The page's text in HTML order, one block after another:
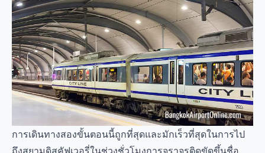
การเดินทางสองขั้นตอนนี้ถูกที่สุดและมักเร็วที่สุดในการไป
ถึงสยามดิสคัฟเวอรี่ในช่วงชั่วโมงการจราจรติดขัดขึ้นชื่อ
ของกรุงเทพฯ
ขั้นตอนที่ 1: Airport Rail Link จากสุวรรณภูมิไปพญาไท
วิธีหาสถานี Airport Rail Link:
เดินตามป้าย “Airport Rail Link” จากโถงผู้โดยสารขาเข้า
สถานีตั้งอยู่ชั้นใต้ดิน (B1)
มองหาเคาน์เตอร์จำหน่ายตั๋ว ARL และประตูอัตโนมัติ
ตัวเลือกสาย Airport Rail Link: